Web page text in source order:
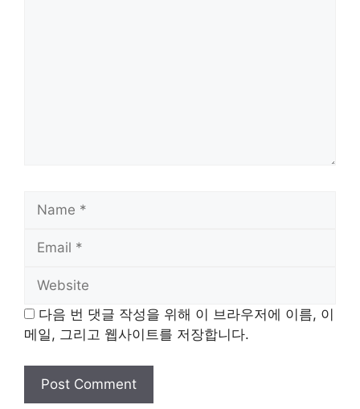
Name
Email
Website
다음 번 댓글 작성을 위해 이 브라우저에 이름, 이
메일, 그리고 웹사이트를 저장합니다.